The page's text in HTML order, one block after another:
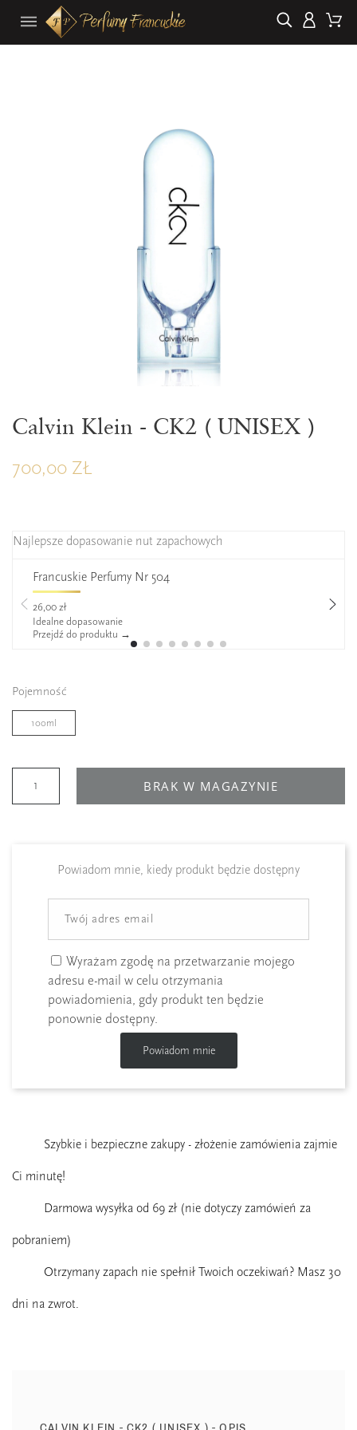
Calvin Klein - CK2 ( UNISEX )
700,00 ZŁ
Najlepsze dopasowanie nut zapachowych
Francuskie Perfumy Nr 504
26,00 zł
Idealne dopasowanie
Przejdź do produktu →
Pojemność
100ml
BRAK W MAGAZYNIE
Powiadom mnie, kiedy produkt będzie dostępny
Wyrażam zgodę na przetwarzanie mojego
adresu e-mail w celu otrzymania
powiadomienia, gdy produkt ten będzie
ponownie dostępny.
Powiadom mnie
Szybkie i bezpieczne zakupy - złożenie zamówienia zajmie
Ci minutę!
Darmowa wysyłka od 69 zł (nie dotyczy zamówień za
pobraniem)
Otrzymany zapach nie spełnił Twoich oczekiwań? Masz 30
dni na zwrot.